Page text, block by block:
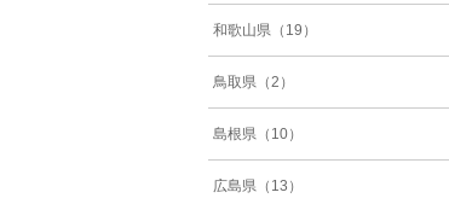
和歌山県（19）
鳥取県（2）
島根県（10）
広島県（13）